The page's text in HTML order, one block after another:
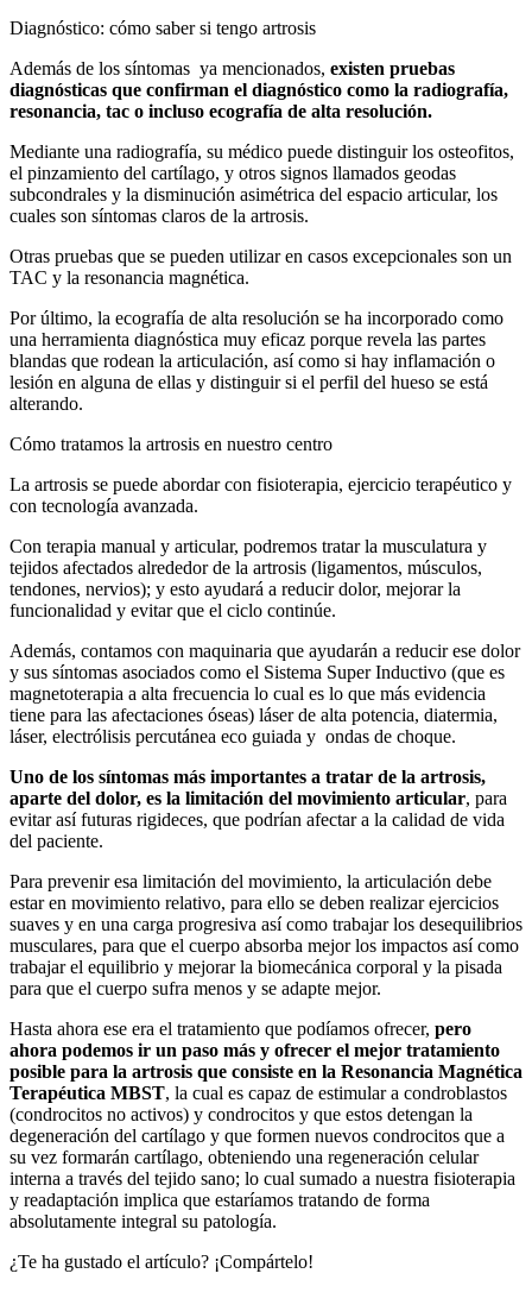
Diagnóstico: cómo saber si tengo artrosis
Además de los síntomas ya mencionados, existen pruebas
diagnósticas que confirman el diagnóstico como la radiografía,
resonancia, tac o incluso ecografía de alta resolución.
Mediante una radiografía, su médico puede distinguir los osteofitos,
el pinzamiento del cartílago, y otros signos llamados geodas
subcondrales y la disminución asimétrica del espacio articular, los
cuales son síntomas claros de la artrosis.
Otras pruebas que se pueden utilizar en casos excepcionales son un
TAC y la resonancia magnética.
Por último, la ecografía de alta resolución se ha incorporado como
una herramienta diagnóstica muy eficaz porque revela las partes
blandas que rodean la articulación, así como si hay inflamación o
lesión en alguna de ellas y distinguir si el perfil del hueso se está
alterando.
Cómo tratamos la artrosis en nuestro centro
La artrosis se puede abordar con fisioterapia, ejercicio terapéutico y
con tecnología avanzada.
Con terapia manual y articular, podremos tratar la musculatura y
tejidos afectados alrededor de la artrosis (ligamentos, músculos,
tendones, nervios); y esto ayudará a reducir dolor, mejorar la
funcionalidad y evitar que el ciclo continúe.
Además, contamos con maquinaria que ayudarán a reducir ese dolor
y sus síntomas asociados como el Sistema Super Inductivo (que es
magnetoterapia a alta frecuencia lo cual es lo que más evidencia
tiene para las afectaciones óseas) láser de alta potencia, diatermia,
láser, electrólisis percutánea eco guiada y ondas de choque.
Uno de los síntomas más importantes a tratar de la artrosis,
aparte del dolor, es la limitación del movimiento articular, para
evitar así futuras rigideces, que podrían afectar a la calidad de vida
del paciente.
Para prevenir esa limitación del movimiento, la articulación debe
estar en movimiento relativo, para ello se deben realizar ejercicios
suaves y en una carga progresiva así como trabajar los desequilibrios
musculares, para que el cuerpo absorba mejor los impactos así como
trabajar el equilibrio y mejorar la biomecánica corporal y la pisada
para que el cuerpo sufra menos y se adapte mejor.
Hasta ahora ese era el tratamiento que podíamos ofrecer, pero
ahora podemos ir un paso más y ofrecer el mejor tratamiento
posible para la artrosis que consiste en la Resonancia Magnética
Terapéutica MBST, la cual es capaz de estimular a condroblastos
(condrocitos no activos) y condrocitos y que estos detengan la
degeneración del cartílago y que formen nuevos condrocitos que a
su vez formarán cartílago, obteniendo una regeneración celular
interna a través del tejido sano; lo cual sumado a nuestra fisioterapia
y readaptación implica que estaríamos tratando de forma
absolutamente integral su patología.
¿Te ha gustado el artículo? ¡Compártelo!